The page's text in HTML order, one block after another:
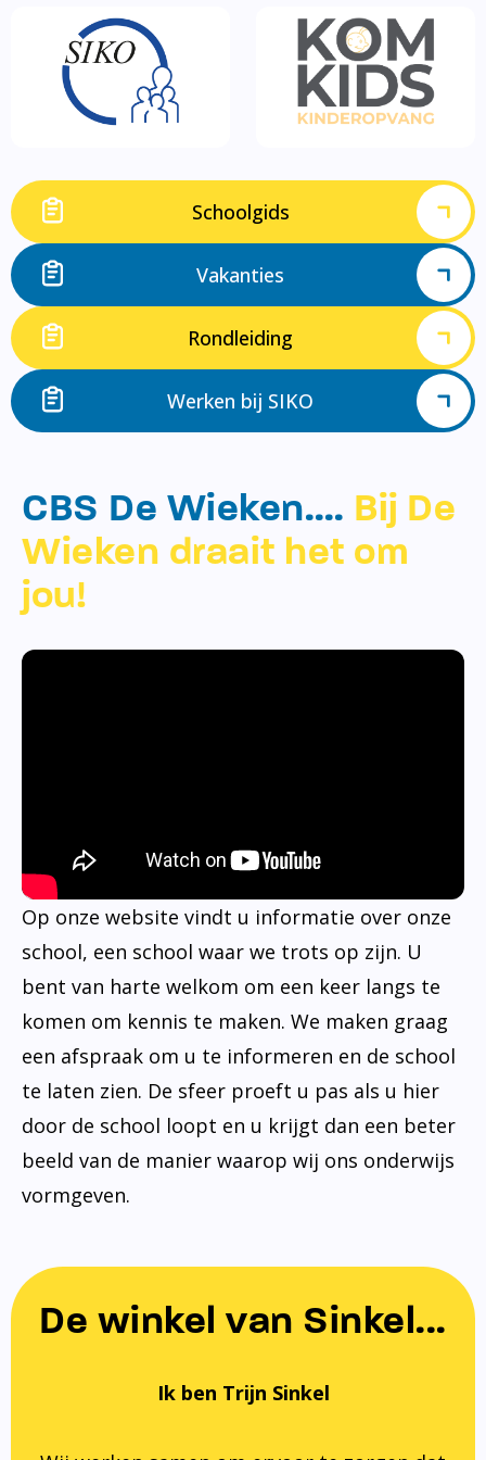
Schoolgids
Vakanties
Rondleiding
Werken bij SIKO
CBS De Wieken…. Bij De
Wieken draait het om
jou!
Op onze website vindt u informatie over onze
school, een school waar we trots op zijn. U
bent van harte welkom om een keer langs te
komen om kennis te maken. We maken graag
een afspraak om u te informeren en de school
te laten zien. De sfeer proeft u pas als u hier
door de school loopt en u krijgt dan een beter
beeld van de manier waarop wij ons onderwijs
vormgeven.
De winkel van Sinkel...
Ik ben Trijn Sinkel